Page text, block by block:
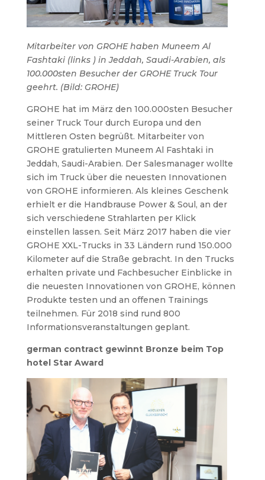
Mitarbeiter von GROHE haben Muneem Al
Fashtaki (links ) in Jeddah, Saudi-Arabien, als
100.000sten Besucher der GROHE Truck Tour
geehrt. (Bild: GROHE)
GROHE hat im März den 100.000sten Besucher
seiner Truck Tour durch Europa und den
Mittleren Osten begrüßt. Mitarbeiter von
GROHE gratulierten Muneem Al Fashtaki in
Jeddah, Saudi-Arabien. Der Salesmanager wollte
sich im Truck über die neuesten Innovationen
von GROHE informieren. Als kleines Geschenk
erhielt er die Handbrause Power & Soul, an der
sich verschiedene Strahlarten per Klick
einstellen lassen. Seit März 2017 haben die vier
GROHE XXL-Trucks in 33 Ländern rund 150.000
Kilometer auf die Straße gebracht. In den Trucks
erhalten private und Fachbesucher Einblicke in
die neuesten Innovationen von GROHE, können
Produkte testen und an offenen Trainings
teilnehmen. Für 2018 sind rund 800
Informationsveranstaltungen geplant.
german contract gewinnt Bronze beim Top
hotel Star Award